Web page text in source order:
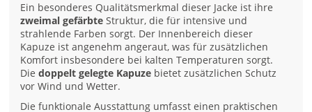
Ein besonderes Qualitätsmerkmal dieser Jacke ist ihre
zweimal gefärbte Struktur, die für intensive und
strahlende Farben sorgt. Der Innenbereich dieser
Kapuze ist angenehm angeraut, was für zusätzlichen
Komfort insbesondere bei kalten Temperaturen sorgt.
Diedoppelt gelegte Kapuze bietet zusätzlichen Schutz
vor Wind und Wetter.
Die funktionale Ausstattung umfasst einen praktischen